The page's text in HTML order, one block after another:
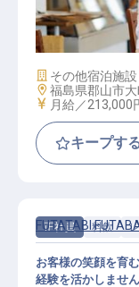
レストランサ
施設業態
その他宿泊施設
勤務地
福島県郡山市大
給与
月給／213,000
キープす
正社員 料飲
FUTATABI
お客様の笑顔を育
経験を活かしません